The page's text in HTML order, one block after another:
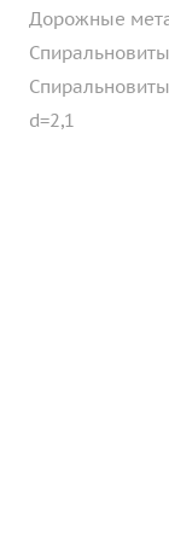
Дорожные
d=2,1